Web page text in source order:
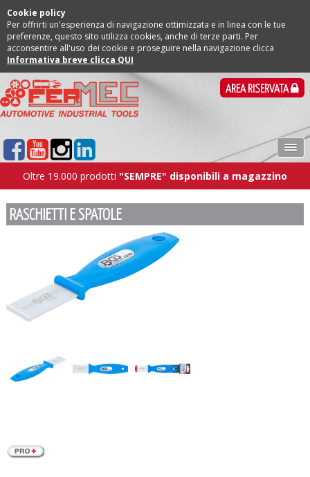
Cookie policy
Per offrirti un'esperienza di navigazione ottimizzata e in linea con le tue
preferenze, questo sito utilizza cookies, anche di terze parti. Per
acconsentire all'uso dei cookie e proseguire nella navigazione clicca
Informativa breve clicca QUI
AREA RISERVATA
Oltre 19.000 prodotti "SEMPRE" disponibili a magazzino
RASCHIETTI E SPATOLE